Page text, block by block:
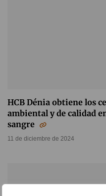
HCB Dénia obtiene los
ambiental y de calidad
sangre
11 de diciembre de 2024